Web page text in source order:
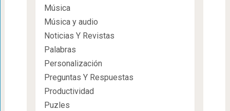
Música
Música y audio
Noticias Y Revistas
Palabras
Personalización
Preguntas Y Respuestas
Productividad
Puzles